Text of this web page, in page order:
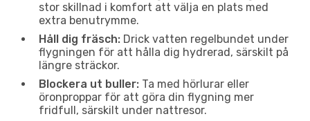
stor skillnad i komfort att välja en plats med
extra benutrymme.
Håll dig fräsch: Drick vatten regelbundet under
flygningen för att hålla dig hydrerad, särskilt på
längre sträckor.
Blockera ut buller: Ta med hörlurar eller
öronproppar för att göra din flygning mer
fridfull, särskilt under nattresor.